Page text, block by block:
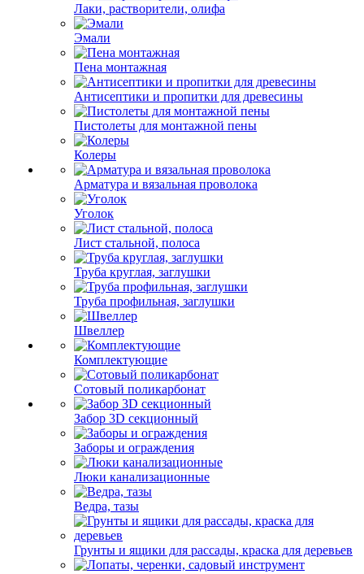
Лаки, растворители, олифа
Эмали
Пена монтажная
Антисептики и пропитки для древесины
Пистолеты для монтажной пены
Колеры
Арматура и вязальная проволока
Уголок
Лист стальной, полоса
Труба круглая, заглушки
Труба профильная, заглушки
Швеллер
Комплектующие
Сотовый поликарбонат
Забор 3D секционный
Заборы и ограждения
Люки канализационные
Ведра, тазы
Грунты и ящики для рассады, краска для деревьев